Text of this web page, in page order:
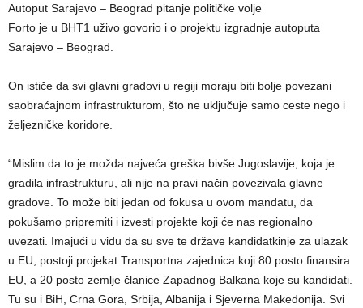
Autoput Sarajevo – Beograd pitanje političke volje
Forto je u BHT1 uživo govorio i o projektu izgradnje autoputa
Sarajevo – Beograd.
On ističe da svi glavni gradovi u regiji moraju biti bolje povezani
saobraćajnom infrastrukturom, što ne uključuje samo ceste nego i
željezničke koridore.
“Mislim da to je možda najveća greška bivše Jugoslavije, koja je
gradila infrastrukturu, ali nije na pravi način povezivala glavne
gradove. To može biti jedan od fokusa u ovom mandatu, da
pokušamo pripremiti i izvesti projekte koji će nas regionalno
uvezati. Imajući u vidu da su sve te države kandidatkinje za ulazak
u EU, postoji projekat Transportna zajednica koji 80 posto finansira
EU, a 20 posto zemlje članice Zapadnog Balkana koje su kandidati.
Tu su i BiH, Crna Gora, Srbija, Albanija i Sjeverna Makedonija. Svi